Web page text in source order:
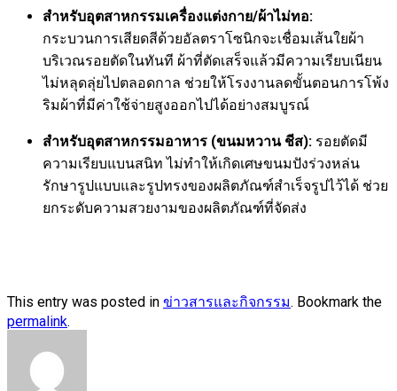
สำหรับอุตสาหกรรมเครื่องแต่งกาย/ผ้าไม่ทอ:
กระบวนการเสียดสีด้วยอัลตราโซนิกจะเชื่อมเส้นใยผ้า
บริเวณรอยตัดในทันที ผ้าที่ตัดเสร็จแล้วมีความเรียบเนียน
ไม่หลุดลุ่ยไปตลอดกาล ช่วยให้โรงงานลดขั้นตอนการโพ้ง
ริมผ้าที่มีค่าใช้จ่ายสูงออกไปได้อย่างสมบูรณ์
สำหรับอุตสาหกรรมอาหาร (ขนมหวาน ชีส): รอยตัดมี
ความเรียบแบนสนิท ไม่ทำให้เกิดเศษขนมปังร่วงหล่น
รักษารูปแบบและรูปทรงของผลิตภัณฑ์สำเร็จรูปไว้ได้ ช่วย
ยกระดับความสวยงามของผลิตภัณฑ์ที่จัดส่ง
This entry was posted in ข่าวสารและกิจกรรม. Bookmark the
permalink.